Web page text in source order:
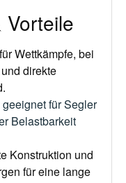
Vorteile
Wettkämpfe, bei
direkte
für Segler
Belastbarkeit
Konstruktion und
für eine lange